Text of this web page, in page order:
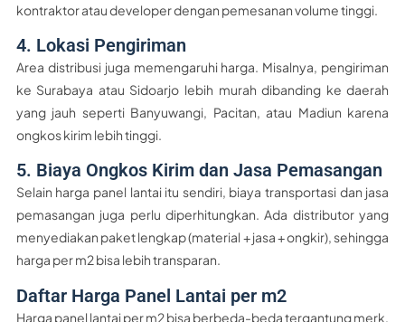
kontraktor atau developer dengan pemesanan volume tinggi.
4. Lokasi Pengiriman
Area distribusi juga memengaruhi harga. Misalnya, pengiriman
ke Surabaya atau Sidoarjo lebih murah dibanding ke daerah
yang jauh seperti Banyuwangi, Pacitan, atau Madiun karena
ongkos kirim lebih tinggi.
5. Biaya Ongkos Kirim dan Jasa Pemasangan
Selain harga panel lantai itu sendiri, biaya transportasi dan jasa
pemasangan juga perlu diperhitungkan. Ada distributor yang
menyediakan paket lengkap (material + jasa + ongkir), sehingga
harga per m2 bisa lebih transparan.
Daftar Harga Panel Lantai per m2
Harga panel lantai per m2 bisa berbeda-beda tergantung merk,